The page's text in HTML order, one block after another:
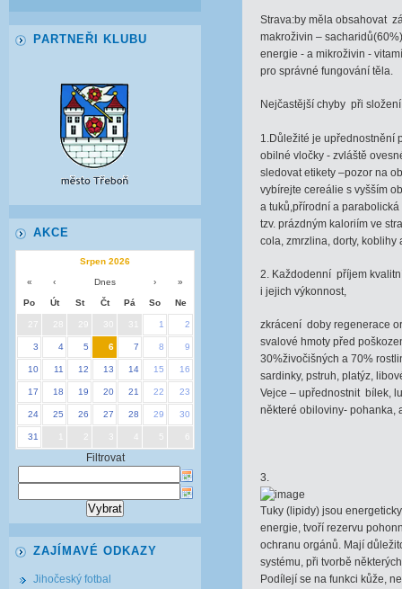
Strava:by měla obsahovat
makroživin –
energie - a mikroživin -
pro správné fungování těla.
Nejčastější chyby při
1.Důležité je upřednostnění
obilné vločky - zvláště
sledovat etikety –pozor na
vybírejte cereálie s vyšším
a tuků,přírodní a
tzv. prázdným kaloriím ve
cola, zmrzlina, dorty, koblihy
2. Každodenní příjem
i jejich výkonnost,
zkrácení doby regenerace
svalové hmoty před
30%živočišných a 70%
sardinky, pstruh, platýz,
Vejce – upřednostnit bílek,
některé obiloviny- pohanka,
3.
Tuky (lipidy) jsou
energie, tvoří rezervu
ochranu orgánů. Mají
systému, při tvorbě
Podílejí se na funkci kůže,
PARTNEŘI KLUBU
AKCE
Srpen 2026
« ‹ Dnes › »
Po Út St Čt Pá So Ne
27 29 30 31 1 2
3 4 5 6 7 8 9
10 11 12 13 14 15 16
17 18 19 20 21 22 23
24 25 26 27 28 29 30
31 3 5
Filtrovat
ZAJÍMAVÉ ODKAZY
Jihočeský fotbal